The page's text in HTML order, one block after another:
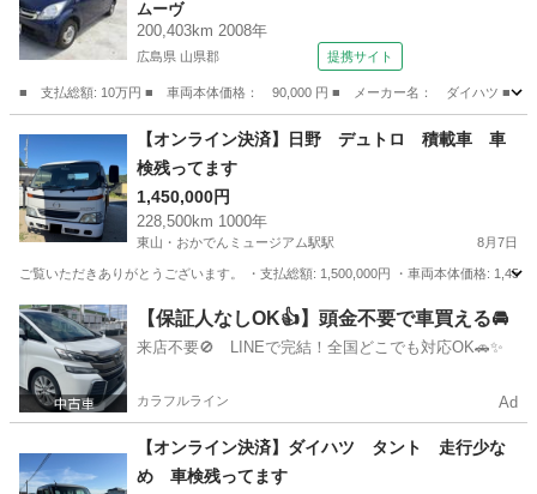
ムーヴ
200,403km 2008年
広島県 山県郡 提携サイト
■ 支払総額: 10万円 ■ 車両本体価格： 90,000 円 ■ メーカー名： ダイハツ
ムーヴ
【オンライン決済】日野 デュトロ 積載車 車
検残ってます
1,450,000円
228,500km 1000年
東山・おかでんミュージアム駅駅 8月7日
ご覧いただきありがとうございます。 ・支払総額: 1,500,000円 ・車両本体価格:
岡山 岡山市 東山・おかでんミュージアム駅駅 ダイハツ
デュトロ
【保証人なしOK👍】頭金不要で車買える🚘
来店不要🚫 LINEで完結！全国どこでも対応OK🚗✨
カラフルライン Ad
【オンライン決済】ダイハツ タント 走行少な
め 車検残ってます